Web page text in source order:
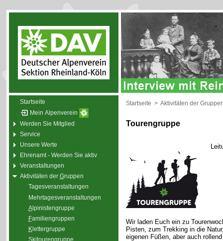
Startseite
Mein Alpenverein
Werden Sie Mitglied
Service
Unsere Werte
Ehrenamt - Werden Sie aktiv
Veranstaltungen
Aktivitäten der Gruppen
Tagesveranstaltungen
Mehrtagesveranstaltungen
Alpinistengruppe
Familiengruppen
Klettergruppe
Skitourengruppe
Startseite > Aktivitäten der
Tourengruppe
Wir laden Euch ein zu
Pisten, zum Trekking in die
eigenen Füßen, aber auch